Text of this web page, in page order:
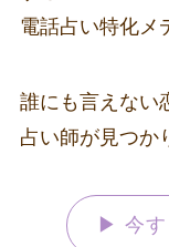
電話占い特化メ
誰にも言えない
占い師が見つか
▶ 今す